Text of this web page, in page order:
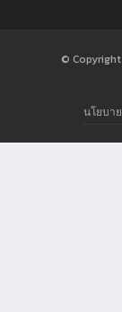
© Copyright
นโยบา